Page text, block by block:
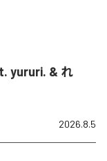
yururi. & れ
2026.8.5